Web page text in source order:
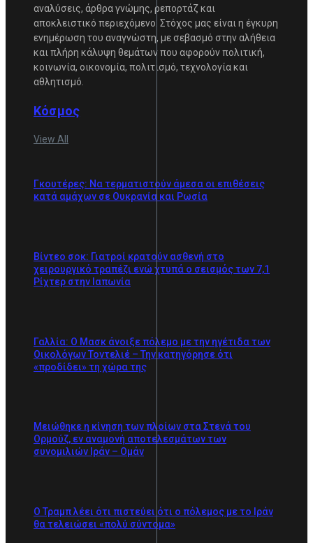
αναλύσεις, άρθρα γνώμης, ρεπορτάζ και
αποκλειστικό περιεχόμενο. Στόχος μας είναι η έγκυρη
ενημέρωση του αναγνώστη, με σεβασμό στην αλήθεια
και πλήρη κάλυψη θεμάτων που αφορούν πολιτική,
κοινωνία, οικονομία, πολιτισμό, τεχνολογία και
αθλητισμό.
Κόσμος
View All
Γκουτέρες: Να τερματιστούν άμεσα οι επιθέσεις
κατά αμάχων σε Ουκρανία και Ρωσία
Βίντεο σοκ: Γιατροί κρατούν ασθενή στο
χειρουργικό τραπέζι ενώ χτυπά ο σεισμός των 7,1
Ρίχτερ στην Ιαπωνία
Γαλλία: Ο Μασκ άνοιξε πόλεμο με την ηγέτιδα των
Οικολόγων Τοντελιέ – Την κατηγόρησε ότι
«προδίδει» τη χώρα της
Μειώθηκε η κίνηση των πλοίων στα Στενά του
Ορμούζ, εν αναμονή αποτελεσμάτων των
συνομιλιών Ιράν – Ομάν
Ο Τραμπ λέει ότι πιστεύει ότι ο πόλεμος με το Ιράν
θα τελειώσει «πολύ σύντομα»